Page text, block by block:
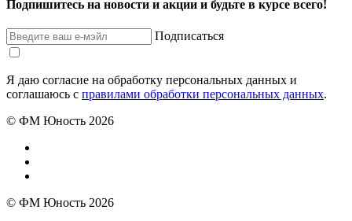
Подпишитесь на новости и акции и будьте в курсе всего!
Подписаться
Я даю согласие на обработку персональных данных и
соглашаюсь с правилами обработки персональных данных.
© ФМ Юность 2026
© ФМ Юность 2026